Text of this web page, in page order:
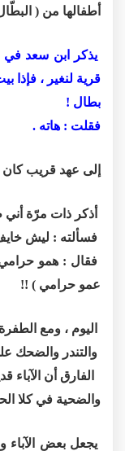
أطفالها من (
يذكر ابن سعد في
قرية لنغير ،
بطال !
فقلت : هاته .
إلى عهد قريب كان
أذكر ذات مرّة
فسألته : ليش
فقال : همو
عمو حرامي ) !!
اليوم ، ومع
والتندر والضحك
الفارق أن
والضحية في كلا
يجعل بعض الآباء